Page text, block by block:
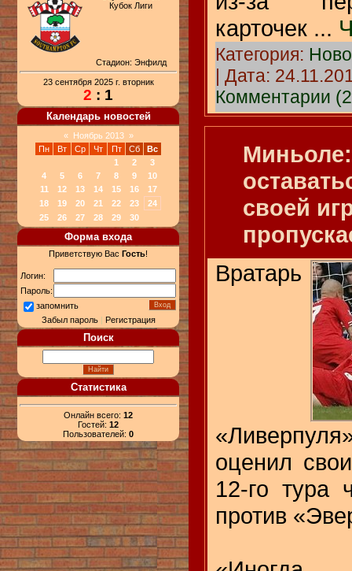
Кубок Лиги
Стадион: Энфилд
23 сентября 2025 г. вторник
2 : 1
Календарь новостей
« Ноябрь 2013 »
Пн
Вт Ср Чт Пт Сб
Вс
1
2
3
4
5 6 7 8 9
10
11
12 13 14 15 16
17
18
19 20 21 22 23
24
25
26 27 28 29 30
Форма входа
Приветствую Вас Гость!
Логин:
Пароль:
запомнить
Забыл пароль| Регистрация
Поиск
Статистика
Онлайн всего: 12
Гостей: 12
Пользователей: 0
карточек ...
Категория:
| Дата:
Комментарии
своей
Вратарь
оценил
12-го тура
против